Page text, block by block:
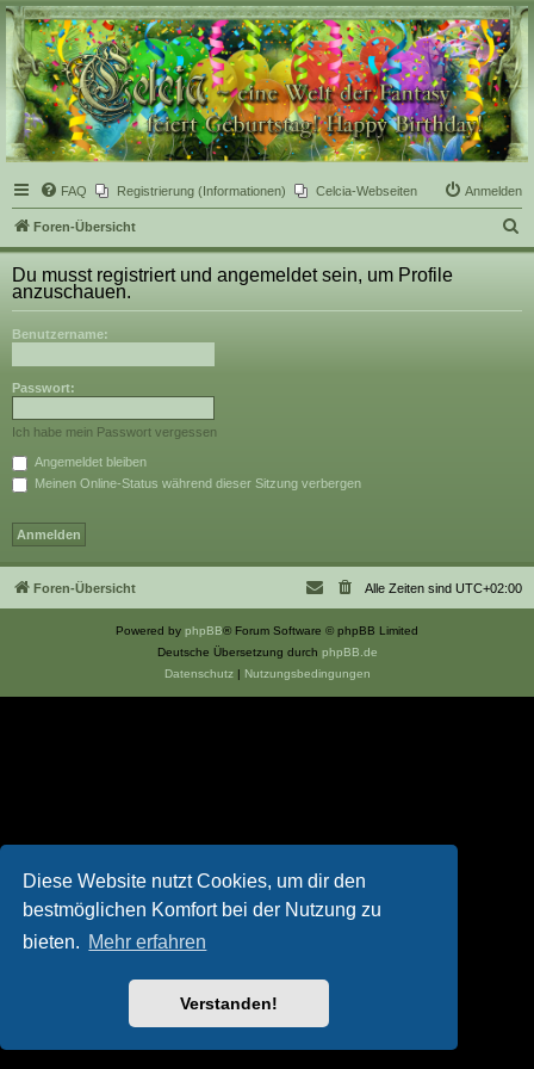
Diese Website nutzt Cookies, um dir den
bestmöglichen Komfort bei der Nutzung zu
bieten. Mehr erfahren
Verstanden!
Celcia - eine Welt der
Fantasy
FAQ Registrierung (Informationen) Celcia-Webseiten Anmelden
Foren-Übersicht
u
h
Du musst registriert und angemeldet sein, um Profile
anzuschauen.
Benutzername:
Passwort:
Ich habe mein Passwort vergessen
Angemeldet bleiben
Meinen Online-Status während dieser Sitzung verbergen
Foren-Übersicht Alle Zeiten sind UTC+02:00
Powered by phpBB® Forum Software © phpBB Limited
Deutsche Übersetzung durch phpBB.de
Datenschutz| Nutzungsbedingungen